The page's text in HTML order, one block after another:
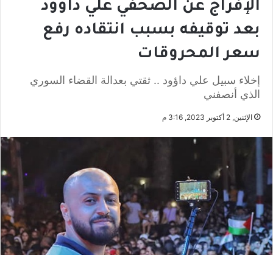
الإفراج عن الصحفي علي داؤود
بعد توقيفه بسبب انتقاده رفع
سعر المحروقات
إخلاء سبيل علي داؤود .. ثقتي بعدالة القضاء السوري
الذي أنصفني
الإثنين, 2 أكتوبر 2023, 3:16 م